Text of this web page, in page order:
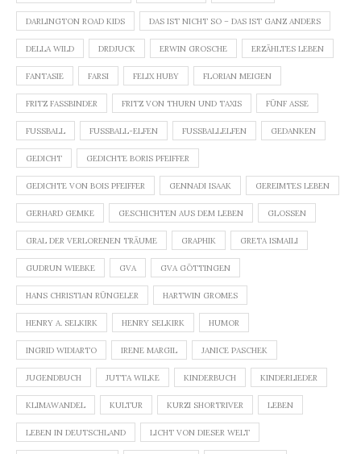
DARLINGTON ROAD KIDS DAS IST NICHT SO – DAS IST GANZ ANDERS
DELLA WILD DRDJUCK ERWIN GROSCHE ERZÄHLTES LEBEN
FANTASIE FARSI FELIX HUBY FLORIAN MEIGEN
FRITZ FASSBINDER FRITZ VON THURN UND TAXIS FÜNF ASSE
FUSSBALL FUSSBALL-ELFEN FUSSBALLELFEN GEDANKEN
GEDICHT GEDICHTE BORIS PFEIFFER
GEDICHTE VON BOIS PFEIFFER GENNADI ISAAK GEREIMTES LEBEN
GERHARD GEMKE GESCHICHTEN AUS DEM LEBEN GLOSSEN
GRAL DER VERLORENEN TRÄUME GRAPHIK GRETA ISMAILI
GUDRUN WIEBKE GVA GVA GÖTTINGEN
HANS CHRISTIAN RÜNGELER HARTWIN GROMES
HENRY A. SELKIRK HENRY SELKIRK HUMOR
INGRID WIDIARTO IRENE MARGIL JANICE PASCHEK
JUGENDBUCH JUTTA WILKE KINDERBUCH KINDERLIEDER
KLIMAWANDEL KULTUR KURZI SHORTRIVER LEBEN
LEBEN IN DEUTSCHLAND LICHT VON DIESER WELT